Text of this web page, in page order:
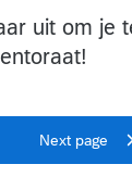
uit om je
Next page